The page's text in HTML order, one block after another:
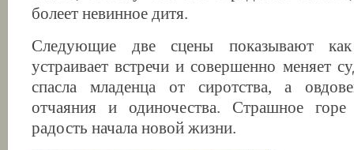
болеет невинное дитя.
Следующие две сцены показывают
устраивает встречи и совершенно меняет
спасла младенца от сиротства, а
отчаяния и одиночества. Страшное
радость начала новой жизни.